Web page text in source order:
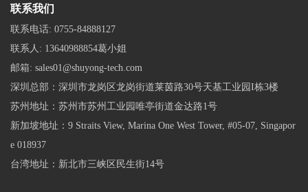
联系我们
联系电话: 0755-84888127
联系人: 13640988854葛小姐
邮箱: sales01@shuyong-tech.com
深圳总部：深圳市龙岗区龙岗街道莱茵路30号天基工业园I栋3楼
苏州地址：苏州市苏州工业园唯亭街道金达路1号
新加坡地址：9 Straits View, Marina One West Tower, #05-07, Singapor
e 018937
台湾地址：新北市三峡区民生街14号